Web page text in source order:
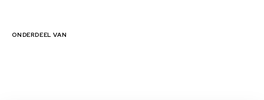
ONDERDEEL VAN